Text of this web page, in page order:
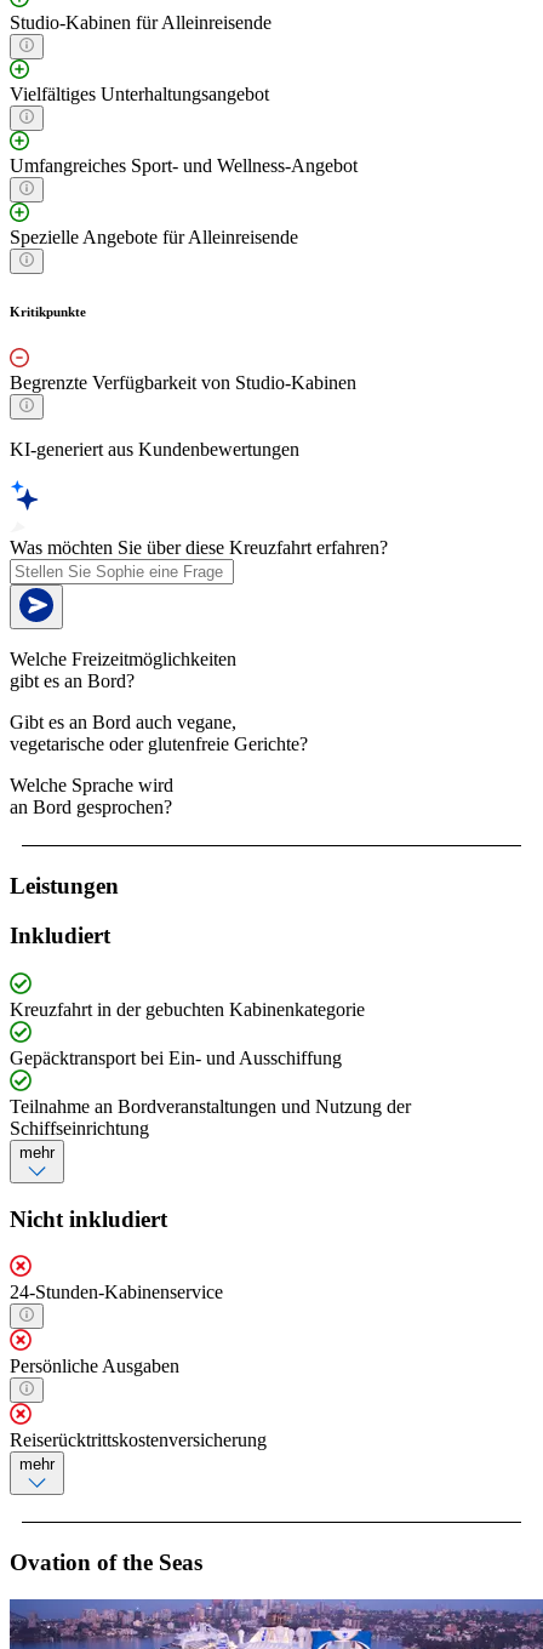
Studio-Kabinen für Alleinreisende
Vielfältiges Unterhaltungsangebot
Umfangreiches Sport- und Wellness-Angebot
Spezielle Angebote für Alleinreisende
Kritikpunkte
Begrenzte Verfügbarkeit von Studio-Kabinen
KI-generiert aus Kundenbewertungen
Was möchten Sie über diese Kreuzfahrt erfahren?
Welche Freizeitmöglichkeiten
gibt es an Bord?
Gibt es an Bord auch vegane,
vegetarische oder glutenfreie Gerichte?
Welche Sprache wird
an Bord gesprochen?
Leistungen
Inkludiert
Kreuzfahrt in der gebuchten Kabinenkategorie
Gepäcktransport bei Ein- und Ausschiffung
Teilnahme an Bordveranstaltungen und Nutzung der
Schiffseinrichtung
mehr
Nicht inkludiert
24-Stunden-Kabinenservice
Persönliche Ausgaben
Reiserücktrittskostenversicherung
mehr
Ovation of the Seas